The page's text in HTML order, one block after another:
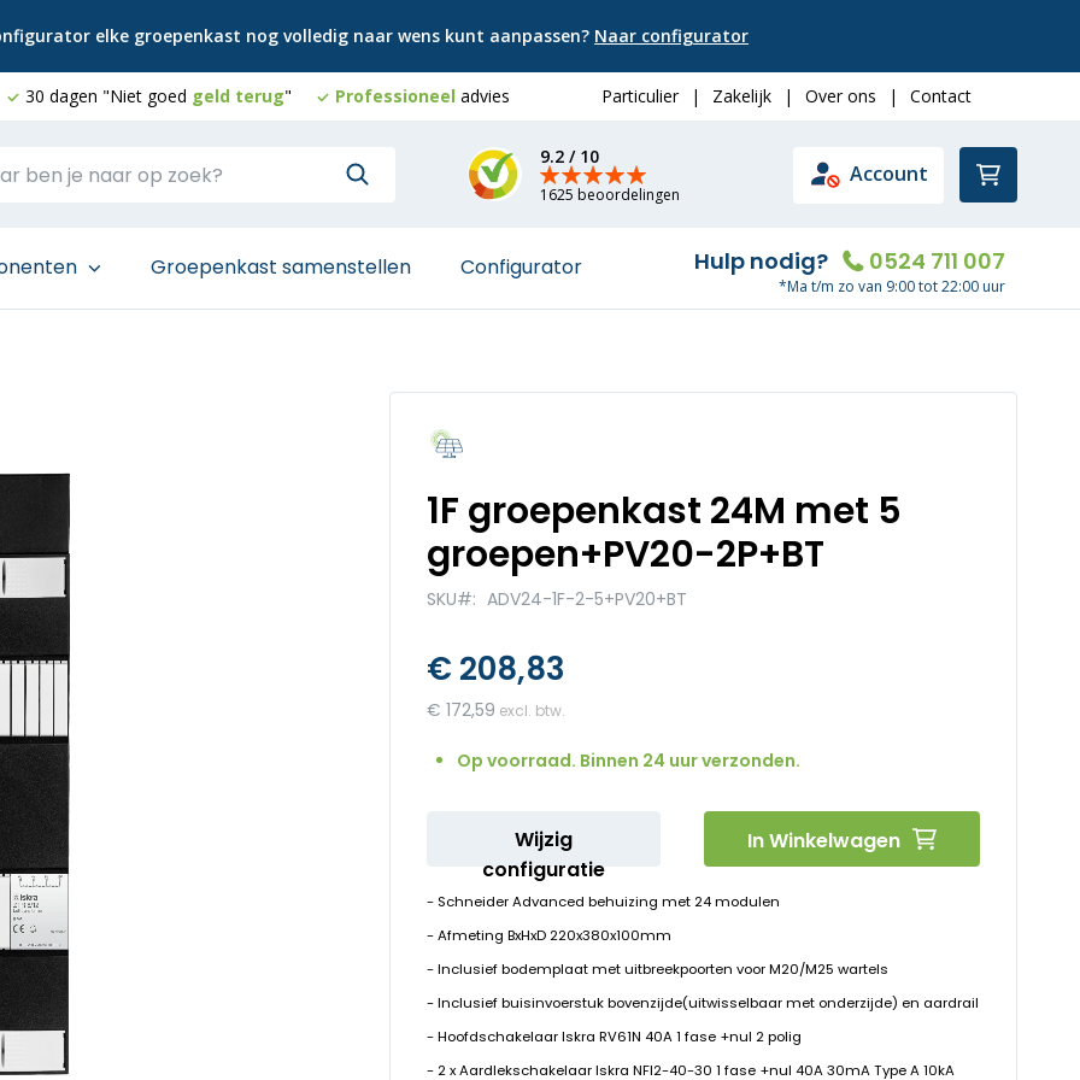
elke groepenkast nog volledig naar wens kunt aanpassen? Naar configurator
30 dagen "Niet goed geld terug" Professioneel advies Particulier | Zakelijk | Over ons | Contact
Account
9.2 / 10
1625 beoordelingen
Groepenkast samenstellen Configurator Hulp nodig? 0524 711 007
*Ma t/m zo van 9:00 tot 22:00 uur
1F groepenkast 24M met 5
groepen+PV20-2P+BT
SKU ADV24-1F-2-5+PV20+BT
€ 208,83
€ 172,59
Op voorraad. Binnen 24 uur verzonden.
Wijzig
configuratie
In Winkelwagen
- Schneider Advanced behuizing met 24 modulen
- Afmeting BxHxD 220x380x100mm
- Inclusief bodemplaat met uitbreekpoorten voor M20/M25 wartels
- Inclusief buisinvoerstuk bovenzijde(uitwisselbaar met onderzijde) en aardrail
- Hoofdschakelaar Iskra RV61N 40A 1 fase +nul 2 polig
- 2 x Aardlekschakelaar Iskra NFI2-40-30 1 fase +nul 40A 30mA Type A 10kA